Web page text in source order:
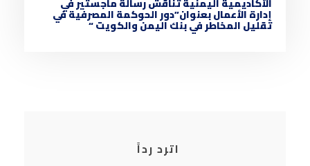
إدارة الأعمال بعنوان”دور الحوكمة المصرفية في
تقليل المخاطر في بنك اليمن والكويت “
اترد رداً